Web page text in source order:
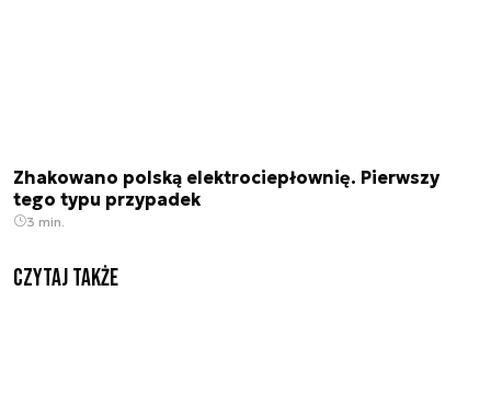
Zhakowano polską elektrociepłownię. Pierwszy
tego typu przypadek
3 min.
Czytaj także